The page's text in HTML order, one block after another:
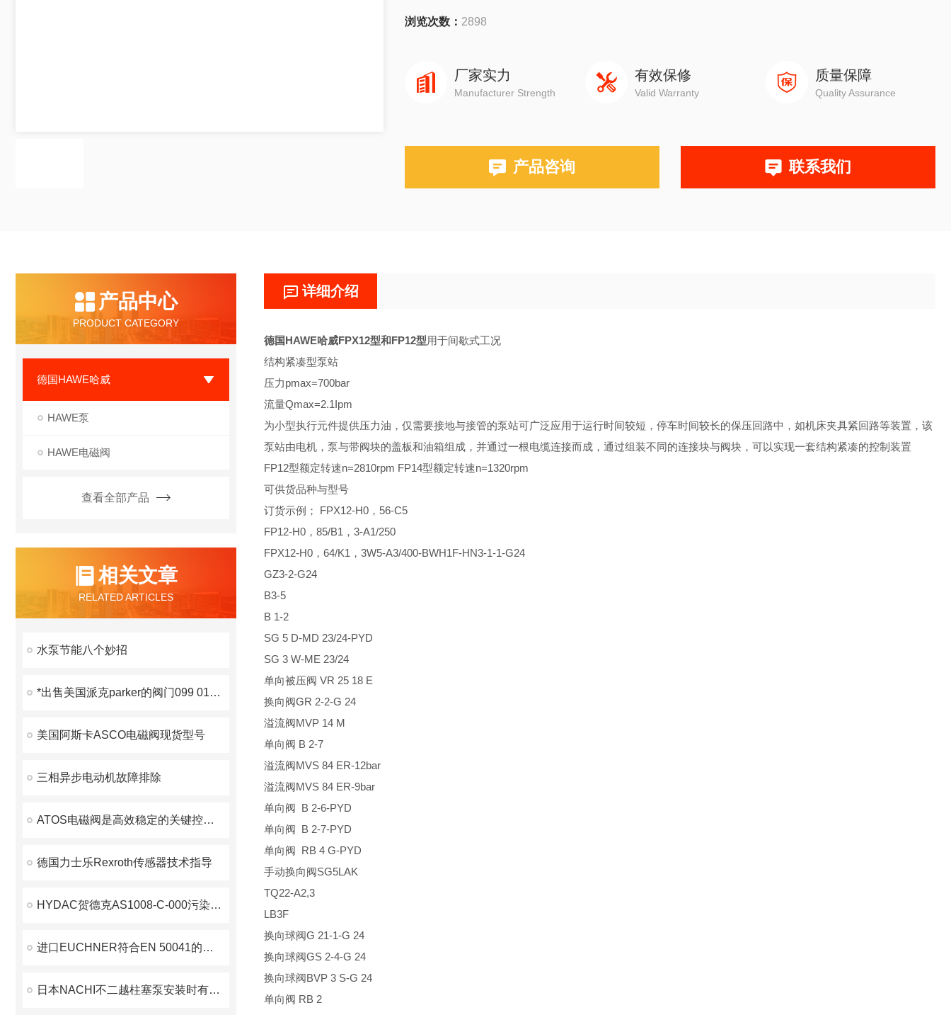
2,供货型号,主要参数
浏览次数： 2898
厂家实力
Manufacturer Strength
有效保修
Valid Warranty
质量保障
Quality Assurance
产品咨询 联系我们
产品中心
PRODUCT CATEGORY
德国HAWE哈威
HAWE泵
HAWE电磁阀
查看全部产品
相关文章
RELATED ARTICLES
水泵节能八个妙招
*出售美国派克parker的阀门099 0169 900
美国阿斯卡ASCO电磁阀现货型号
三相异步电动机故障排除
ATOS电磁阀是高效稳定的关键控制元件
德国力士乐Rexroth传感器技术指导
HYDAC贺德克AS1008-C-000污染传感器批量到货
进口EUCHNER符合EN 50041的行程开关（介绍）
日本NACHI不二越柱塞泵安装时有哪些注意事项
详细介绍
德国HAWE哈威FPX12型和FP12型用于间歇式工况
结构紧凑型泵站
压力pmax=700bar
流量Qmax=2.1Ipm
为小型执行元件提供压力油，仅需要接地与接管的泵站可广泛应用于运行时间较短，停车时间较长的保压回路中，如机床夹具紧回路等装置，该
泵站由电机，泵与带阀块的盖板和油箱组成，并通过一根电缆连接而成，通过组装不同的连接块与阀块，可以实现一套结构紧凑的控制装置
FP12型额定转速n=2810rpm FP14型额定转速n=1320rpm
可供货品种与型号
订货示例； FPX12-H0，56-C5
FP12-H0，85/B1，3-A1/250
FPX12-H0，64/K1，3W5-A3/400-BWH1F-HN3-1-1-G24
GZ3-2-G24
B3-5
B 1-2
SG 5 D-MD 23/24-PYD
SG 3 W-ME 23/24
单向被压阀 VR 25 18 E
换向阀GR 2-2-G 24
溢流阀MVP 14 M
单向阀 B 2-7
溢流阀MVS 84 ER-12bar
溢流阀MVS 84 ER-9bar
单向阀 B 2-6-PYD
单向阀 B 2-7-PYD
单向阀 RB 4 G-PYD
手动换向阀SG5LAK
TQ22-A2,3
LB3F
换向球阀G 21-1-G 24
换向球阀GS 2-4-G 24
换向球阀BVP 3 S-G 24
单向阀 RB 2